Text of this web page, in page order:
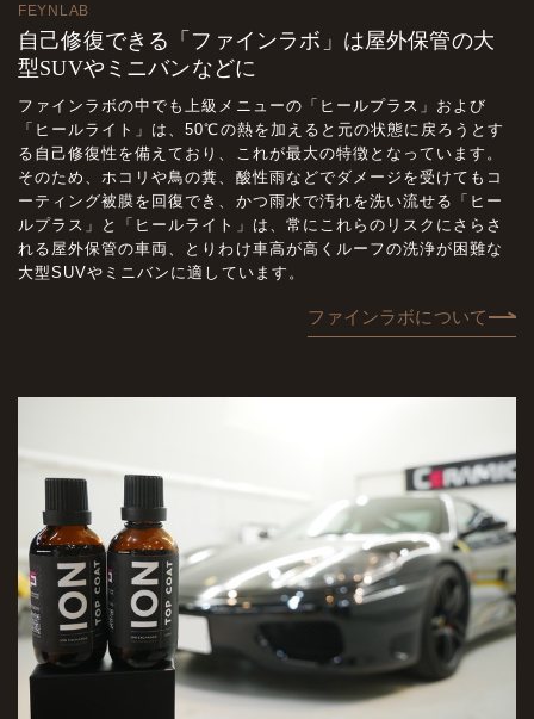
FEYNLAB
自己修復できる「ファインラボ」は屋外保管の大
型SUVやミニバンなどに
ファインラボの中でも上級メニューの「ヒールプラス」および
「ヒールライト」は、50℃の熱を加えると元の状態に戻ろうとす
る自己修復性を備えており、これが最大の特徴となっています。
そのため、ホコリや鳥の糞、酸性雨などでダメージを受けてもコ
ーティング被膜を回復でき、かつ雨水で汚れを洗い流せる「ヒー
ルプラス」と「ヒールライト」は、常にこれらのリスクにさらさ
れる屋外保管の車両、とりわけ車高が高くルーフの洗浄が困難な
大型SUVやミニバンに適しています。
ファインラボについて